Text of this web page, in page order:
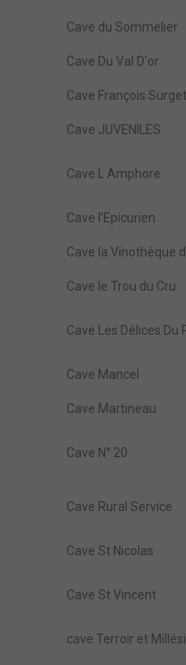
Cave du Sommelier
Cave Du Val D'or
Cave François Surget
Cave JUVENILES
Cave L Amphore
Cave l'Epicurien
Cave la Vinothèque
Cave le Trou du Cru
Cave Les Délices Du
Cave Mancel
Cave Martineau
Cave N° 20
Cave Rural Service
Cave St Nicolas
Cave St Vincent
cave Terroir et